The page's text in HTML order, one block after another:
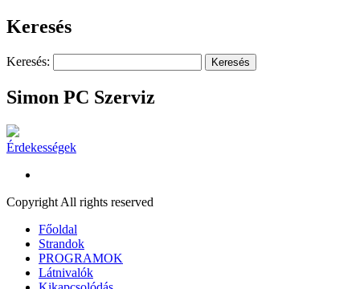
Keresés
Keresés:
Simon PC Szerviz
Érdekességek
Copyright All rights reserved
Főoldal
Strandok
PROGRAMOK
Látnivalók